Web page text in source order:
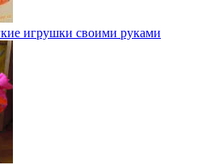
игрушки своими руками